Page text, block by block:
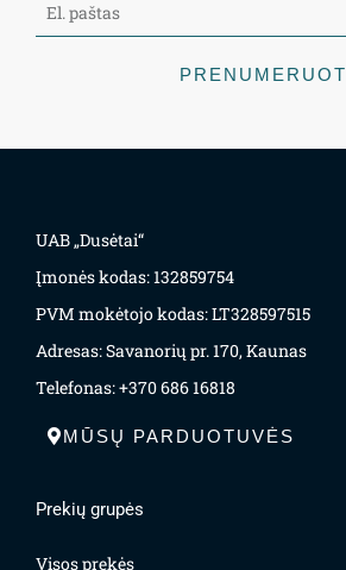
PRENUMERUOTI
UAB „Dusėtai“
Įmonės kodas: 132859754
PVM mokėtojo kodas: LT328597515
Adresas: Savanorių pr. 170, Kaunas
Telefonas: +370 686 16818
MŪSŲ PARDUOTUVĖS
Prekių grupės
Visos prekės